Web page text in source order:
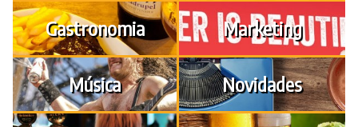
Gastronomia Marketing
Música Novidades